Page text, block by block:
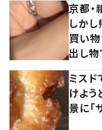
京都
しか
買い物
出し物
ミスド
けよ
景に「